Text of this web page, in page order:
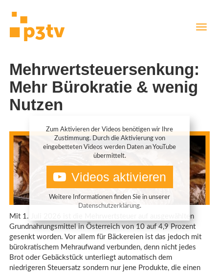
Mehrwertsteuersenkung:
Mehr Bürokratie & wenig
Nutzen
Zum Aktivieren der Videos benötigen wir Ihre
Zustimmung. Durch die Aktivierung von
eingebetteten Videos werden Daten an YouTube
übermittelt.
Videos aktivieren
Weitere Informationen finden Sie in unserer
Datenschutzerklärung.
Mit 1. Juli 2026 ist die Mehrwertsteuer auf ausgewählten
Grundnahrungsmittel in Österreich von 10 auf 4,9 Prozent
gesenkt worden. Vor allem für Bäckereien ist das jedoch mit
bürokratischem Mehraufwand verbunden, denn nicht jedes
Brot oder Gebäckstück unterliegt automatisch dem
niedrigeren Steuersatz sondern nur jene Produkte, die einen